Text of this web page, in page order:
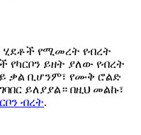
ሂደቶች የሚመረት የብረት
የካርቦን ይዘት ያለው የብረት
ቃል ቢሆንም፣ የሙቅ ሮልድ
ይለያያል። በዚህ መልኩ፣
ብረት.